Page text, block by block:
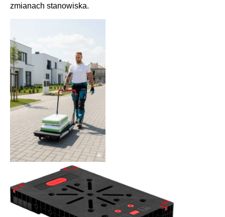
zmianach stanowiska.